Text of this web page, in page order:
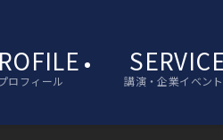
ロフィール 講演・企業イベン